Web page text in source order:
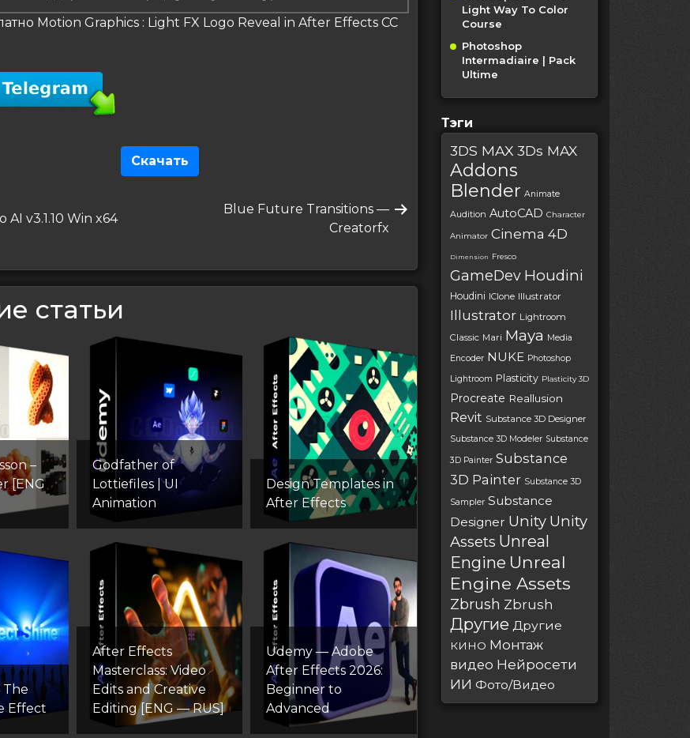
Motion Graphics : Light FX Logo Reveal in After Effects CC
Скачать
AI v3.1.10 Win x64
Следующая
Blue Future Transitions —
Creatorfx
статьи
–
[ENG
Godfather of
Lottiefiles | UI
Animation
Design Templates in
After Effects
The
Effect
After Effects
Masterclass: Video
Edits and Creative
Editing [ENG — RUS]
Udemy — Adobe
After Effects 2026:
Beginner to
Advanced
Light Way To Color
Course
Photoshop
Intermadiaire | Pack
Ultime
Тэги
3DS MAX 3Ds MAX
Addons
Blender Animate
Audition AutoCAD Character
Animator Cinema 4D
Dimension Fresco
GameDev Houdini
Houdini IClone Illustrator
Illustrator Lightroom
Classic Mari Maya
Media
Encoder NUKE Photoshop
Lightroom Plasticity Plasticity 3D
Procreate Reallusion
Revit Substance 3D Designer
Substance 3D Modeler Substance
3D Painter Substance
3D Painter Substance 3D
Sampler Substance
Designer Unity Unity
Assets Unreal
Engine Unreal
Engine Assets
Zbrush Zbrush
Другие Другие
КИНО Монтаж
видео Нейросети
ИИ Фото/Видео